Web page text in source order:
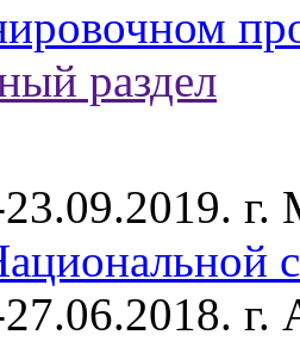
раздел
г.